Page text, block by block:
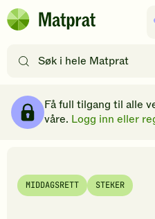
Hopp til hovedinnhold
Matprat
etter
filtre
Få full tilgang til alle
våre. Logg inn eller
MIDDAGSRETT STEKER